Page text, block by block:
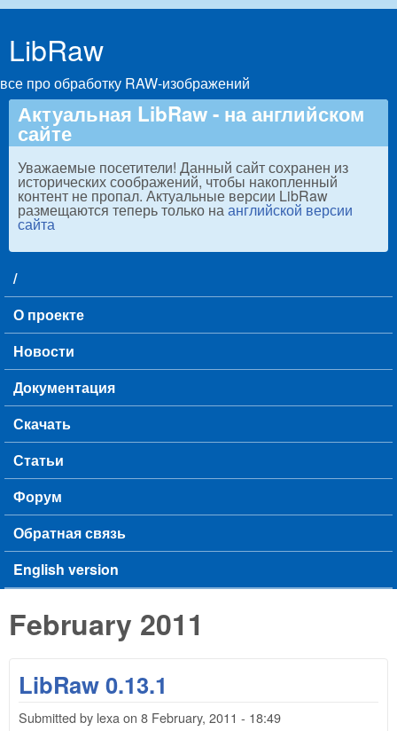
LibRaw
все про обработку RAW-изображений
Актуальная LibRaw - на английском
сайте
Уважаемые посетители! Данный сайт сохранен из
исторических соображений, чтобы накопленный
контент не пропал. Актуальные версии LibRaw
размещаются теперь только наанглийской версии
сайта
Main menu
/
О проекте
Новости
Документация
Скачать
Статьи
Форум
Обратная связь
English version
February 2011
LibRaw 0.13.1
Submitted by lexa on 8 February, 2011 - 18:49